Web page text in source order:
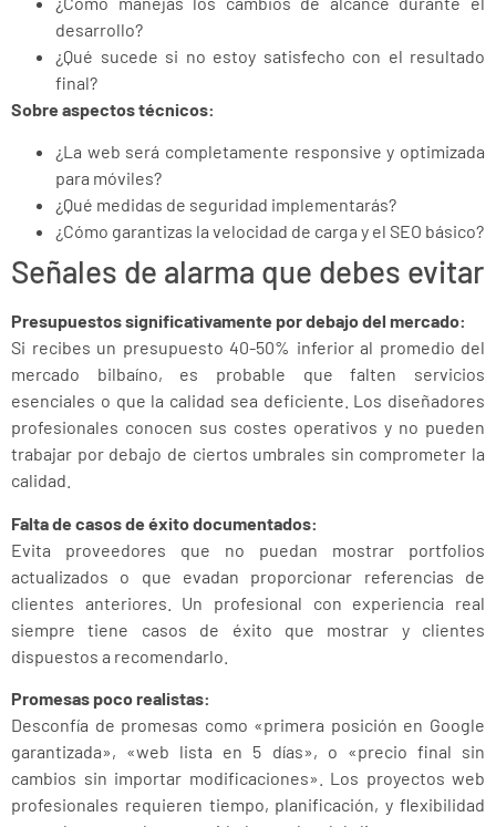
desarrollo?
¿Qué sucede si no estoy satisfecho con el resultado
final?
Sobre aspectos técnicos:
¿La web será completamente responsive y optimizada
para móviles?
¿Qué medidas de seguridad implementarás?
¿Cómo garantizas la velocidad de carga y el SEO básico?
Señales de alarma que debes evitar
Presupuestos significativamente por debajo del mercado:
Si recibes un presupuesto 40-50% inferior al promedio del
mercado bilbaíno, es probable que falten servicios
esenciales o que la calidad sea deficiente. Los diseñadores
profesionales conocen sus costes operativos y no pueden
trabajar por debajo de ciertos umbrales sin comprometer la
calidad.
Falta de casos de éxito documentados:
Evita proveedores que no puedan mostrar portfolios
actualizados o que evadan proporcionar referencias de
clientes anteriores. Un profesional con experiencia real
siempre tiene casos de éxito que mostrar y clientes
dispuestos a recomendarlo.
Promesas poco realistas:
Desconfía de promesas como «primera posición en Google
garantizada», «web lista en 5 días», o «precio final sin
cambios sin importar modificaciones». Los proyectos web
profesionales requieren tiempo, planificación, y flexibilidad